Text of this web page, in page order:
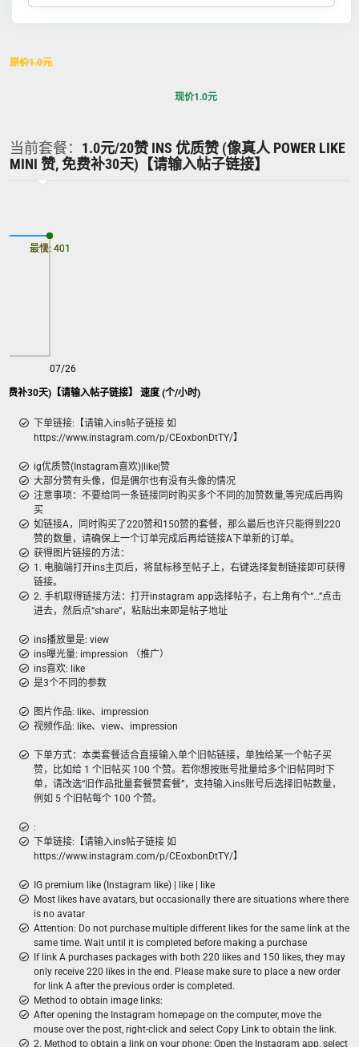
原价1.0元
现价1.0元
当前套餐： 1.0元/20赞 INS 优质赞 (像真人 POWER LIKE
MINI 赞, 免费补30天)【请输入帖子链接】
费补30天)【请输入帖子链接】 速度 (个/小时)
07/26
最慢: 401
最快: 401
下单链接:【请输入ins帖子链接 如
https://www.instagram.com/p/CEoxbonDtTY/】
ig优质赞(Instagram喜欢)|like|赞
大部分赞有头像，但是偶尔也有没有头像的情况
注意事项：不要给同一条链接同时购买多个不同的加赞数量,等完成后再购
买
如链接A，同时购买了220赞和150赞的套餐，那么最后也许只能得到220
赞的数量，请确保上一个订单完成后再给链接A下单新的订单。
获得图片链接的方法：
1. 电脑端打开ins主页后，将鼠标移至帖子上，右键选择复制链接即可获得
链接。
2. 手机取得链接方法：打开instagram app选择帖子，右上角有个“…”点击
进去，然后点“share”，粘贴出来即是帖子地址
ins播放量是: view
ins曝光量: impression （推广）
ins喜欢: like
是3个不同的参数
图片作品: like、impression
视频作品: like、view、impression
下单方式：本类套餐适合直接输入单个旧帖链接，单独给某一个帖子买
赞，比如给 1 个旧帖买 100 个赞。若你想按账号批量给多个旧帖同时下
单，请改选“旧作品批量套餐赞套餐”，支持输入ins账号后选择旧帖数量，
例如 5 个旧帖每个 100 个赞。
:
下单链接:【请输入ins帖子链接 如
https://www.instagram.com/p/CEoxbonDtTY/】
IG premium like (Instagram like) | like | like
Most likes have avatars, but occasionally there are situations where there
is no avatar
Attention: Do not purchase multiple different likes for the same link at the
same time. Wait until it is completed before making a purchase
If link A purchases packages with both 220 likes and 150 likes, they may
only receive 220 likes in the end. Please make sure to place a new order
for link A after the previous order is completed.
Method to obtain image links:
After opening the Instagram homepage on the computer, move the
mouse over the post, right-click and select Copy Link to obtain the link.
2. Method to obtain a link on your phone: Open the Instagram app, select